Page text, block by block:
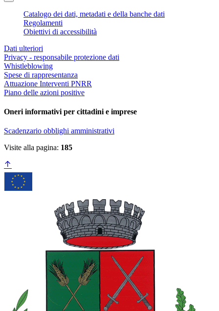
Catalogo dei dati, metadati e della banche dati
Regolamenti
Obiettivi di accessibilità
Dati ulteriori
Privacy - responsabile protezione dati
Whistleblowing
Spese di rappresentanza
Attuazione Interventi PNRR
Piano delle azioni positive
Oneri informativi per cittadini e imprese
Scadenzario obblighi amministrativi
Visite alla pagina: 185